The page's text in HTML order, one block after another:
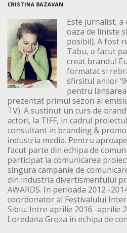
CRISTINA BAZAVAN
Este jurnalist, a
oaza de liniste
posibil). A fost
Tabu, a facut
creat brandul
formatat si
sfirsitul anilor
pentru
prezentat primul sezon al
TV). A sustinut un curs de
actori, la TIFF, in cadrul
consultant in branding &
industria media. Pentru
facut parte din echipa de
participat la comunicarea
singura campanie de
din industria divertismentului
AWARDS. In perioada 2012 -
coordonator al Festivalului
Sibiu. Intre aprilie 2016 -aprilie
Loredana Groza in echipa de